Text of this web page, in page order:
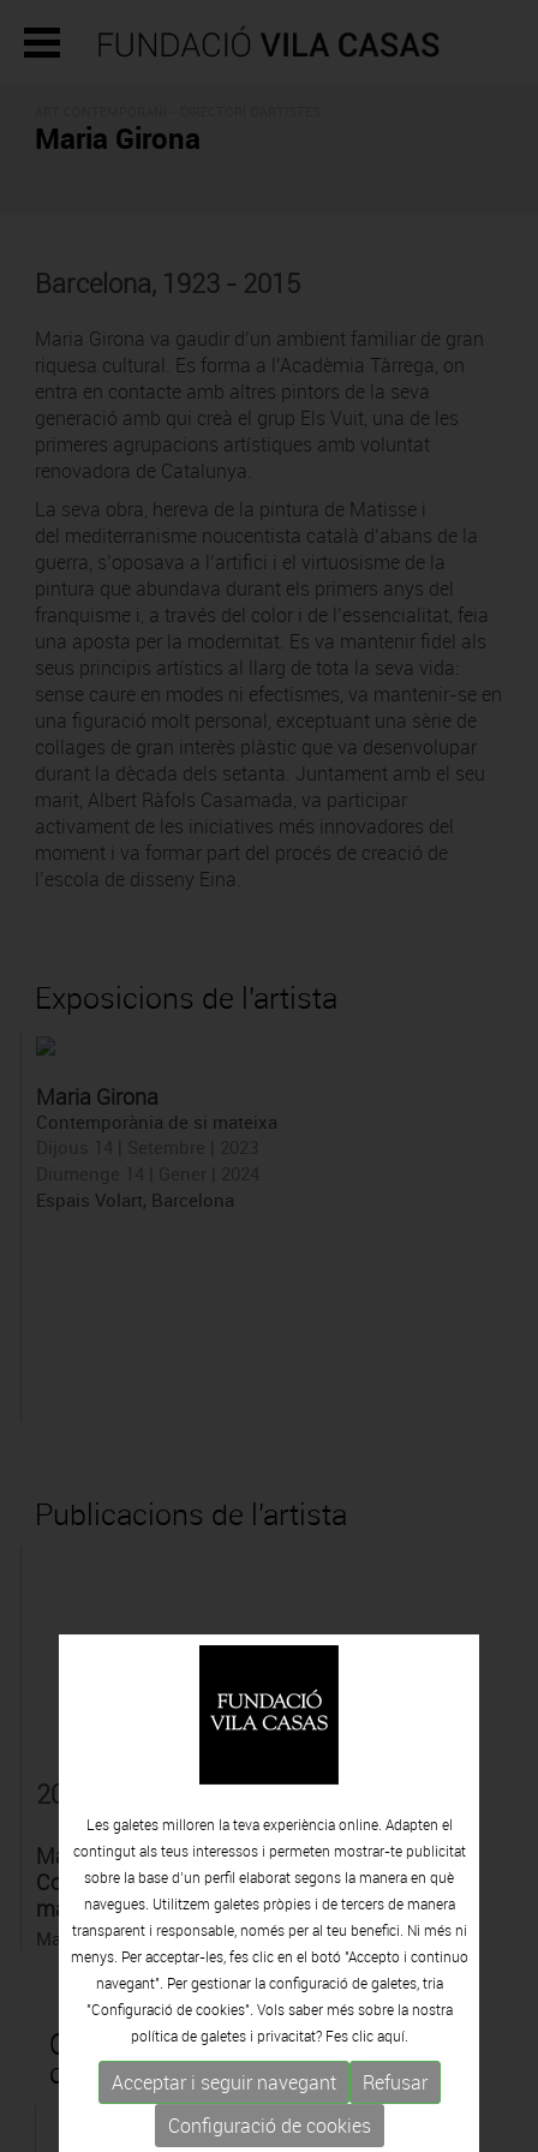
Maria Girona
Barcelona, 1923 - 2015
Maria Girona va gaudir d’un ambient familiar de gran
riquesa cultural. Es forma a l’Acadèmia Tàrrega, on
entra en contacte amb altres pintors de la seva
generació amb qui creà el grup Els Vuit, una de les
primeres agrupacions artístiques amb voluntat
renovadora de Catalunya.
La seva obra, hereva de la pintura de Matisse i
del mediterranisme noucentista català d’abans de la
guerra, s’oposava a l’artifici i el virtuosisme de la
pintura que abundava durant els primers anys del
franquisme i, a través del color i de l’essencialitat, feia
una aposta per la modernitat. Es va mantenir fidel als
seus principis artístics al llarg de tota la seva vida:
sense caure en modes ni efectismes, va mantenir-se en
una figuració molt personal, exceptuant una sèrie de
collages de gran interès plàstic que va desenvolupar
durant la dècada dels setanta. Juntament amb el seu
marit, Albert Ràfols Casamada, va participar
activament de les iniciatives més innovadores del
moment i va formar part del procés de creació de
l’escola de disseny Eina.
Exposicions de l'artista
Maria Girona
Contemporània de si mateixa
Espais Volart, Barcelona
Publicacions de l'artista
2023
Maria Girona,
Contemporània de si
mateixa
Maria Girona
Obres que formen part de la
col·lecció Vila Casas
Les galetes milloren la teva experiència online. Adapten el
contingut als teus interessos i permeten mostrar-te publicitat
sobre la base d’un perfil elaborat segons la manera en què
navegues. Utilitzem galetes pròpies i de tercers de manera
transparent i responsable, només per al teu benefici. Ni més ni
menys. Per acceptar-les, fes clic en el botó "Accepto i continuo
navegant". Per gestionar la configuració de galetes, tria
"Configuració de cookies". Vols saber més sobre la nostra
política de galetes i privacitat? Fes clicaquí.
Acceptar i seguir navegant
Refusar
Configuració de cookies